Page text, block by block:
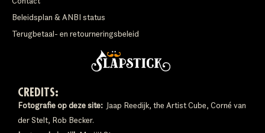
Beleidsplan & ANBI status
Terugbetaal- en retourneringsbeleid
CREDITS:
Fotografie op deze site: Jaap Reedijk, the Artist Cube, Corné van
der Stelt, Rob Becker.